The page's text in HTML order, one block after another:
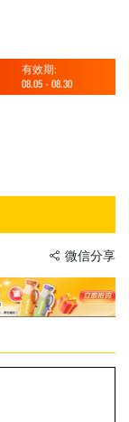
有效期:
08.05 - 08.30
微信分享